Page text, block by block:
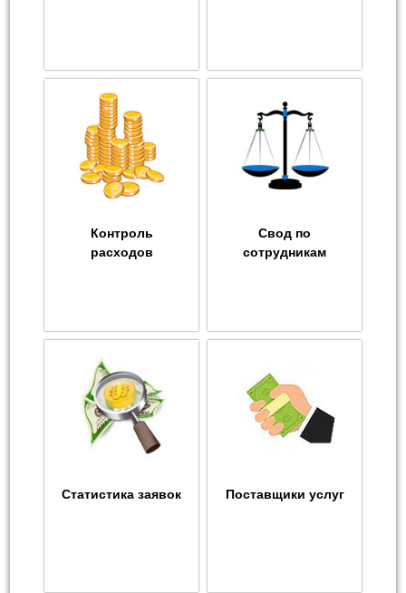
Контроль
расходов
Свод по
сотрудникам
Статистика заявок Поставщики услуг